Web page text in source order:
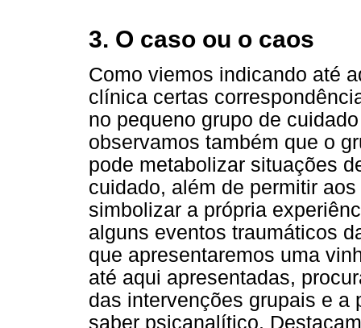
3. O caso ou o caos
Como viemos indicando até
clínica certas
no pequeno grupo de
observamos também que o
pode metabolizar situações
cuidado, além de permitir
simbolizar a própria
alguns eventos traumáticos
que apresentaremos uma
até aqui apresentadas,
das intervenções grupais e a
saber psicanalítico.